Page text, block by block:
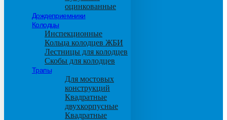
оцинкованные
Дождеприемники
Колодцы
Инспекционные
Кольца колодцев ЖБИ
Лестницы для колодцев
Скобы для колодцев
Трапы
Для мостовых
конструкций
Квадратные
двухкорпусные
Квадратные